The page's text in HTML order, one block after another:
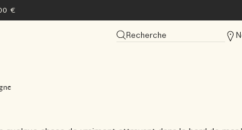
€
Recherche